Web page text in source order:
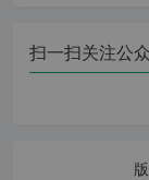
扫一扫关注公